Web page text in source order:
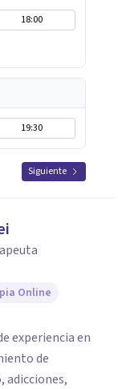
18:00
19:30
Siguiente
Online
experiencia en
de
adicciones,